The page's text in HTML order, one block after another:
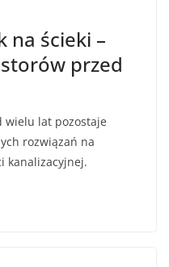
na ścieki –
przed
wielu lat pozostaje
rozwiązań na
kanalizacyjnej.